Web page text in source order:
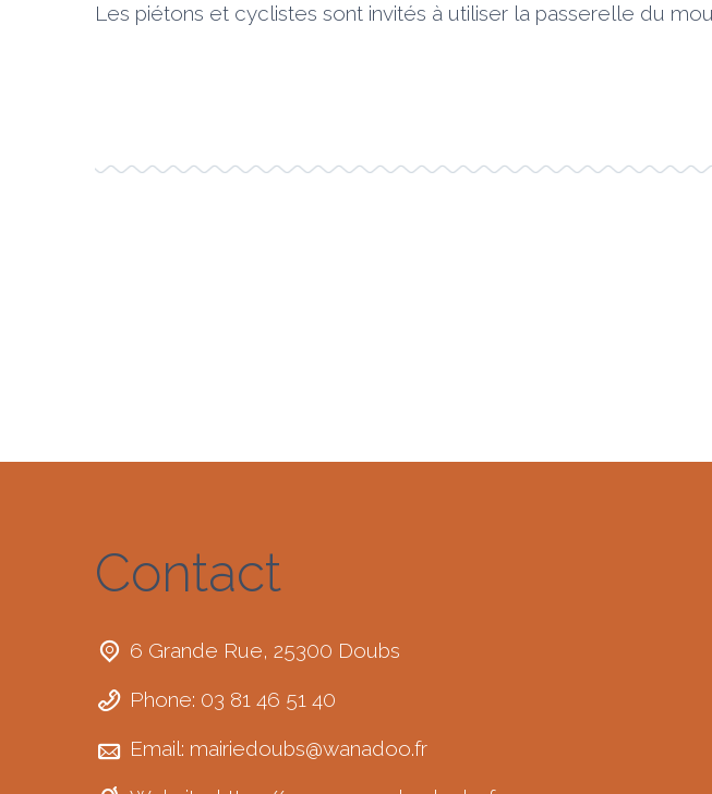
Les piétons et cyclistes sont invités à utiliser la passerelle du
Contact
6 Grande Rue, 25300 Doubs
Phone: 03 81 46 51 40
Email: mairiedoubs@wanadoo.fr